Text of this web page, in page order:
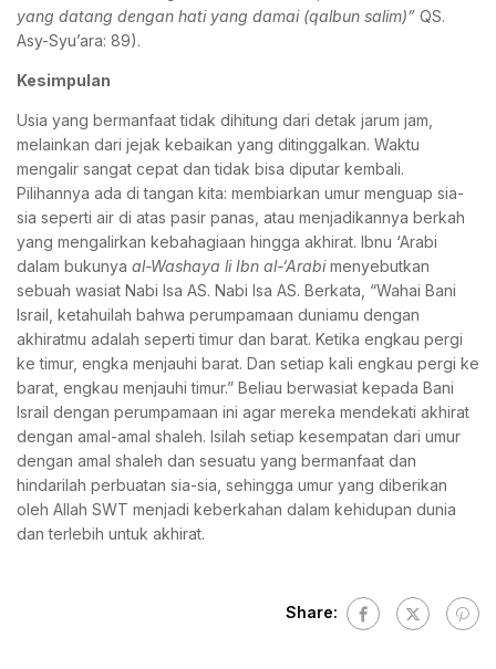
yang datang dengan hati yang damai (qalbun salim)” QS.
Asy-Syu’ara: 89).
Kesimpulan
Usia yang bermanfaat tidak dihitung dari detak jarum jam,
melainkan dari jejak kebaikan yang ditinggalkan. Waktu
mengalir sangat cepat dan tidak bisa diputar kembali.
Pilihannya ada di tangan kita: membiarkan umur menguap sia-
sia seperti air di atas pasir panas, atau menjadikannya berkah
yang mengalirkan kebahagiaan hingga akhirat. Ibnu ‘Arabi
dalam bukunya al-Washaya li Ibn al-‘Arabimenyebutkan
sebuah wasiat Nabi Isa AS. Nabi Isa AS. Berkata, “Wahai Bani
Israil, ketahuilah bahwa perumpamaan duniamu dengan
akhiratmu adalah seperti timur dan barat. Ketika engkau pergi
ke timur, engka menjauhi barat. Dan setiap kali engkau pergi ke
barat, engkau menjauhi timur.” Beliau berwasiat kepada Bani
Israil dengan perumpamaan ini agar mereka mendekati akhirat
dengan amal-amal shaleh. Isilah setiap kesempatan dari umur
dengan amal shaleh dan sesuatu yang bermanfaat dan
hindarilah perbuatan sia-sia, sehingga umur yang diberikan
oleh Allah SWT menjadi keberkahan dalam kehidupan dunia
dan terlebih untuk akhirat.
Share: